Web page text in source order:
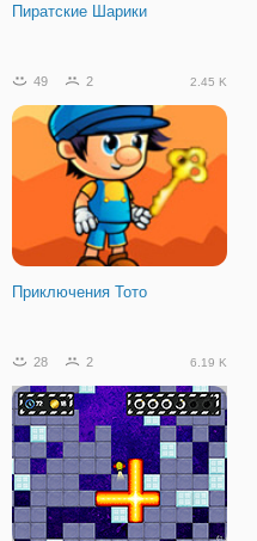
Пиратские Шарики
49 2 2.45 K
Приключения Тото
28 2 6.19 K